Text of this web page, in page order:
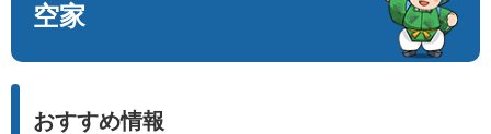
へ
空家
おすすめ情報